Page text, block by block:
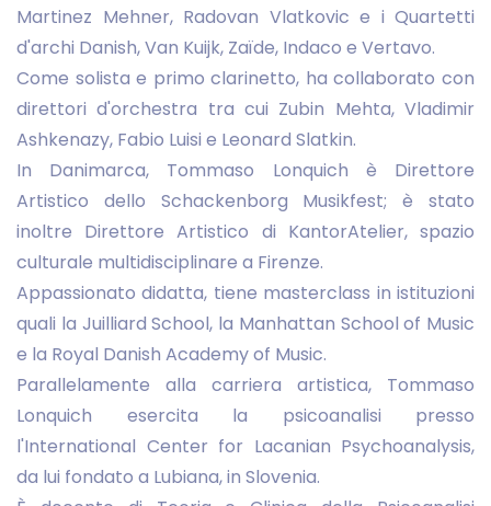
Martinez Mehner, Radovan Vlatkovic e i Quartetti
d'archi Danish, Van Kuijk, Zaïde, Indaco e Vertavo.
Come solista e primo clarinetto, ha collaborato con
direttori d'orchestra tra cui Zubin Mehta, Vladimir
Ashkenazy, Fabio Luisi e Leonard Slatkin.
In Danimarca, Tommaso Lonquich è Direttore
Artistico dello Schackenborg Musikfest; è stato
inoltre Direttore Artistico di KantorAtelier, spazio
culturale multidisciplinare a Firenze.
Appassionato didatta, tiene masterclass in istituzioni
quali la Juilliard School, la Manhattan School of Music
e la Royal Danish Academy of Music.
Parallelamente alla carriera artistica, Tommaso
Lonquich esercita la psicoanalisi presso
l'International Center for Lacanian Psychoanalysis,
da lui fondato a Lubiana, in Slovenia.